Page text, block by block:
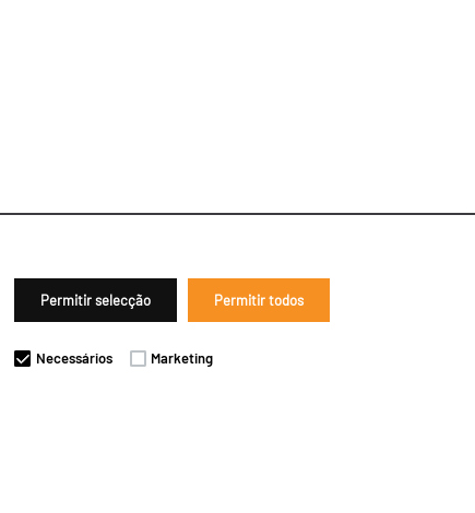
Permitir selecção Permitir todos
Necessários Marketing